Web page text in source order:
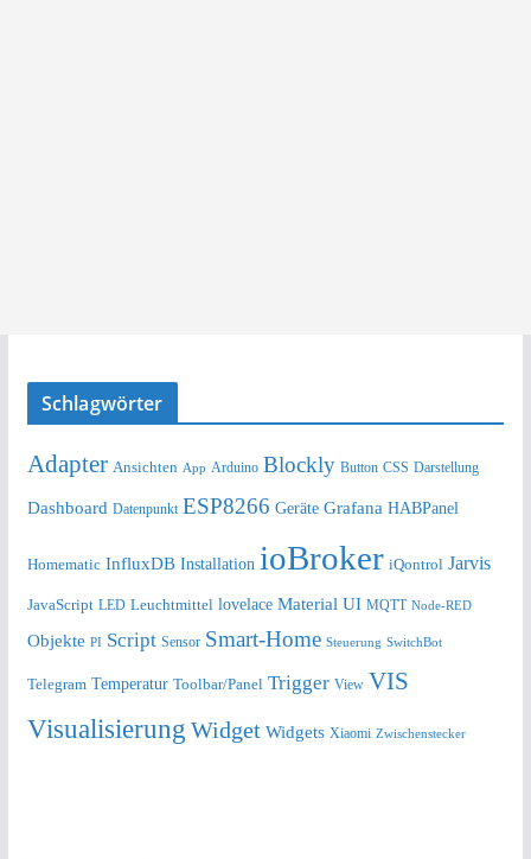
Schlagwörter
Adapter Ansichten App Arduino Blockly Button CSS Darstellung
Dashboard Datenpunkt ESP8266 Geräte Grafana HABPanel
Homematic InfluxDB Installation ioBroker iQontrol Jarvis
JavaScript LED Leuchtmittel lovelace Material UI MQTT Node-RED
Objekte PI Script Sensor Smart-Home Steuerung SwitchBot
Telegram Temperatur Toolbar/Panel Trigger View VIS
Visualisierung Widget Widgets Xiaomi Zwischenstecker